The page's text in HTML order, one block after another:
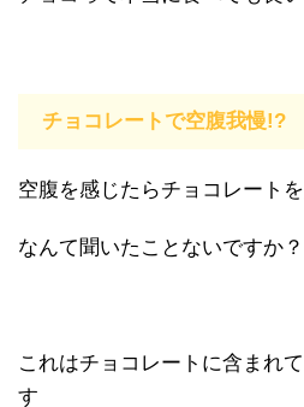
チョコレートで空腹我慢!?
空腹を感じたらチョコレート
なんて聞いたことないですか？
これはチョコレートに含まれ
す